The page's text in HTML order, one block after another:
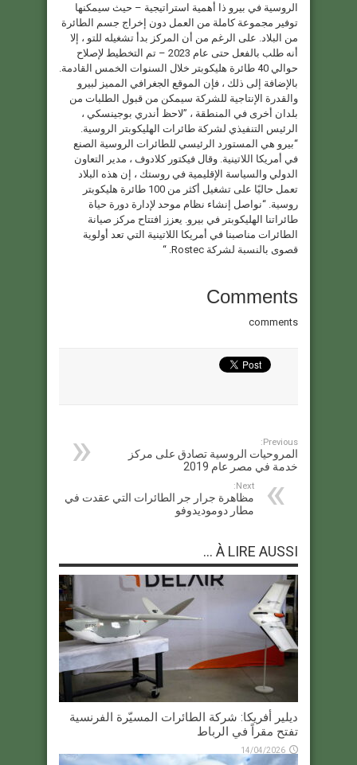
الروسية في بيرو ذا أهمية استراتيجية – حيث سيمكنها
توفير مجموعة كاملة من العمل دون إخراج جسم الطائرة
من البلاد. على الرغم من أن المركز بدأ تشغيله للتو ، إلا
أنه طلب بالفعل حتى عام 2023 – تم التخطيط لإصلاح
حوالي 40 طائرة هليكوبتر خلال السنوات الخمس القادمة.
بالإضافة إلى ذلك ، فإن الموقع الجغرافي المميز لبيرو
والقدرة الإنتاجية للشركة سيمكن من قبول الطلبات من
بلدان أخرى في المنطقة ، ”لاحظ أندري بوجينسكي ،
الرئيس التنفيذي لشركة طائرات الهليكوبتر الروسية.
“بيرو هي المستورد الرئيسي للطائرات الروسية الصنع
في أمريكا اللاتينية. وقال فيكتور كلادوف ، مدير التعاون
الدولي والسياسة الإقليمية في روستك ، إن هذه البلاد
تعمل حاليًا على تشغيل أكثر من 100 طائرة هليكوبتر
روسية. “نواصل إنشاء نظام موحد لإدارة دورة حياة
طائراتنا الهليكوبتر في بيرو. يعزز افتتاح مركز صيانة
الطائرات مناصبنا في أمريكا اللاتينية التي تعد أولوية
قصوى بالنسبة لشركة Rostec. “
Comments
comments
Previous:
المروحيات الروسية تصادق على مركز
خدمة في مصر عام 2019
Next:
مظاهرة جرار جر الطائرات التي عقدت في
مطار دوموديدوفو
À LIRE AUSSI ...
ديلير أفريكا: شركة الطائرات المسيّرة الفرنسية
تفتح مقراً في الرباط
14/04/2026